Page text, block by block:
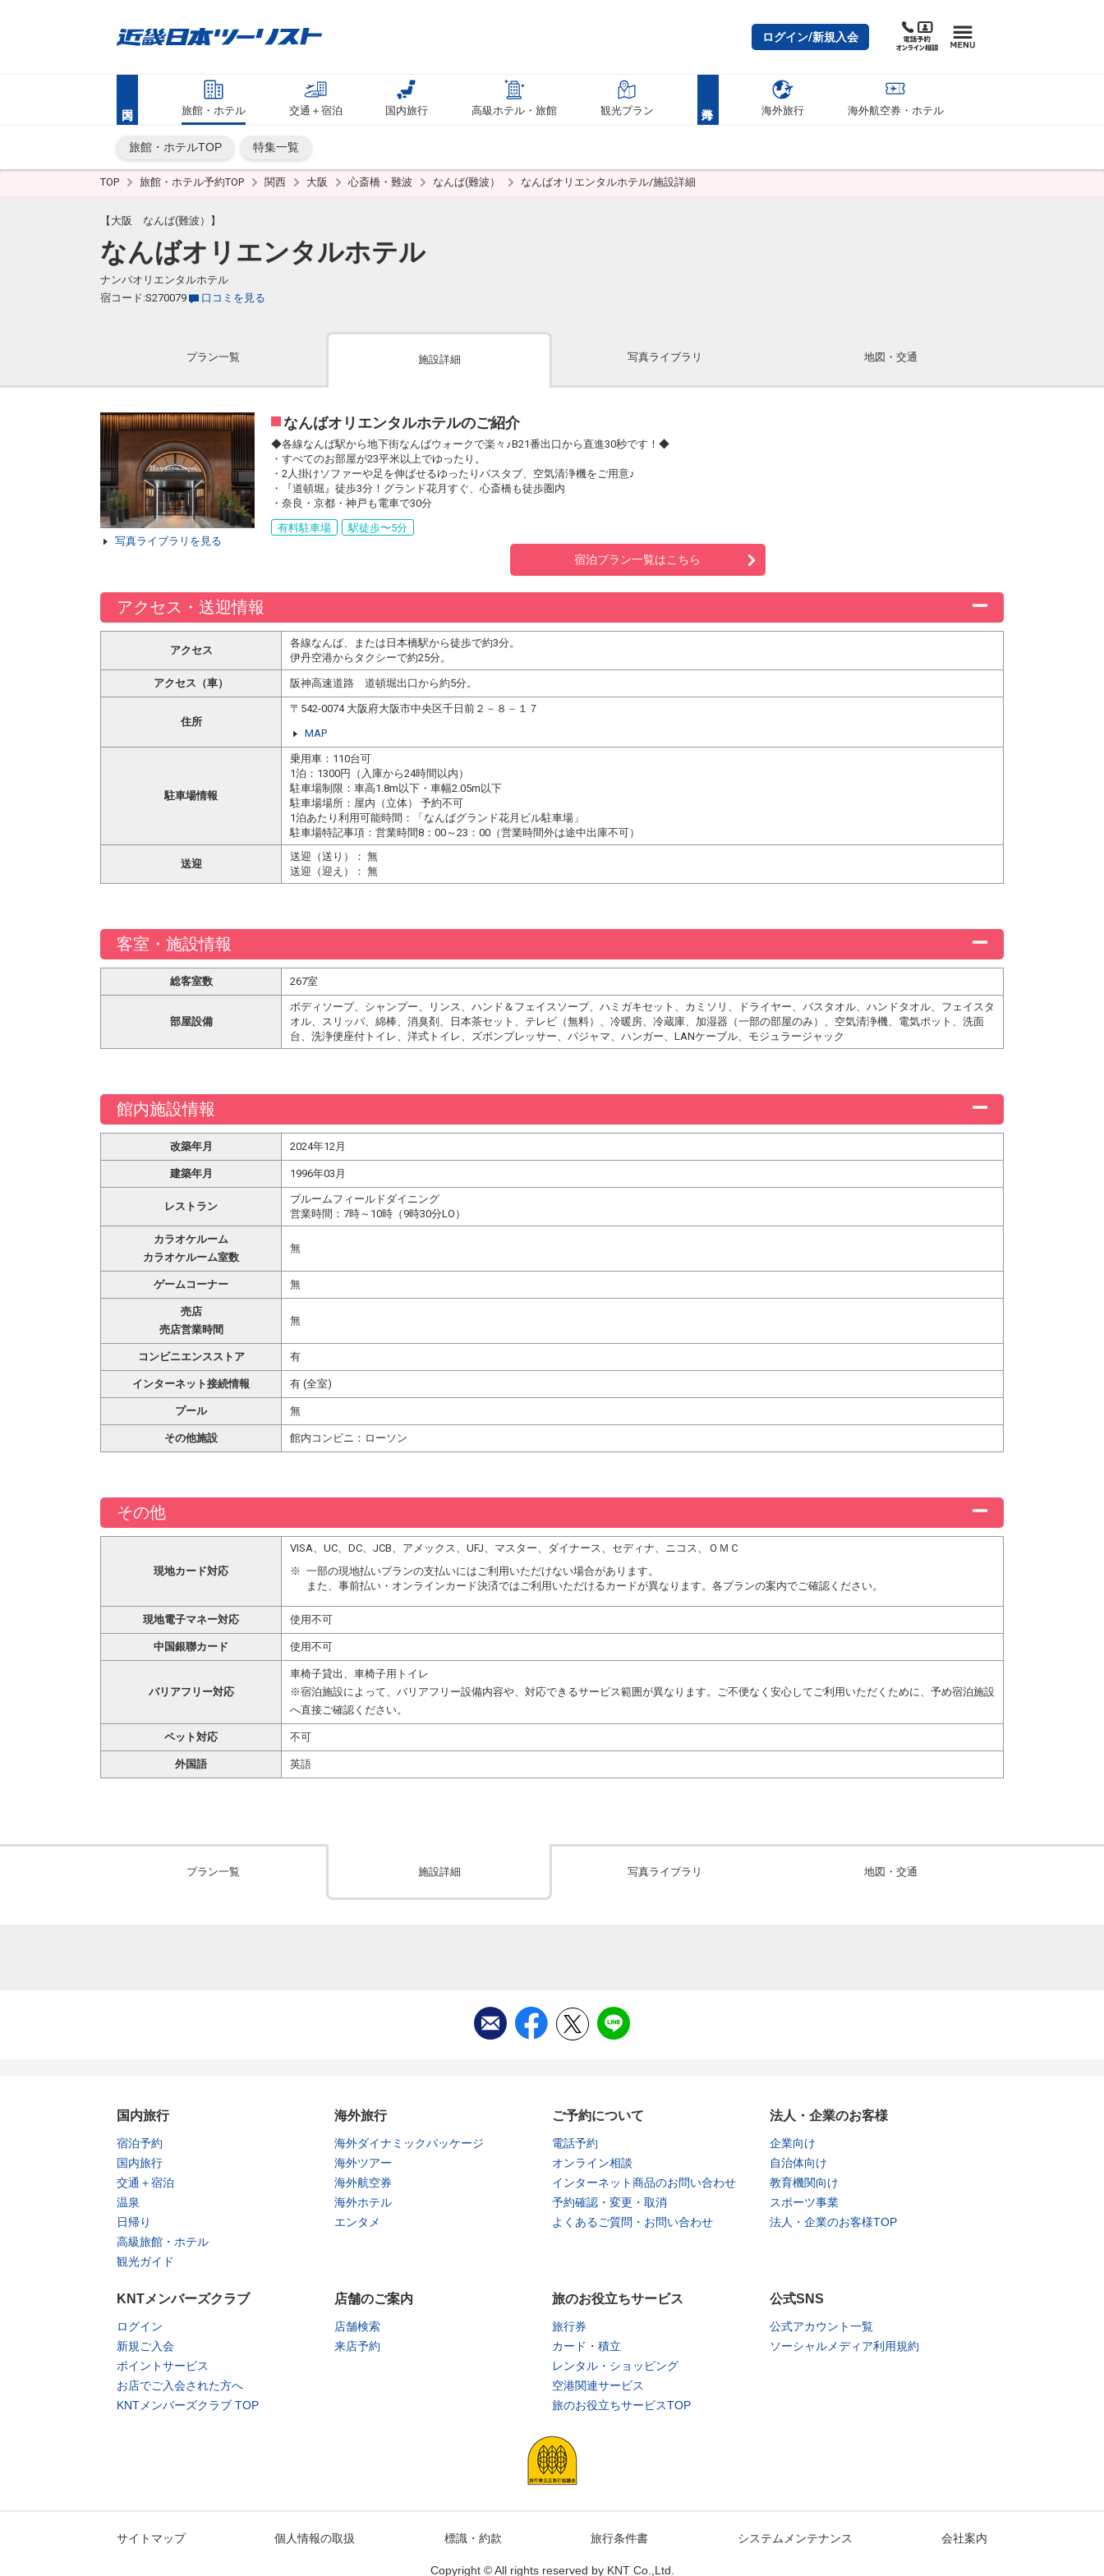
ログイン/新規入会
旅館・ホテル 交通＋宿泊 国内旅行 高級ホテル・旅館 観光プラン 海外旅行 海外航空券・ホテル
旅館・ホテルTOP 特集一覧
TOP 旅館・ホテル予約TOP 関西 大阪 心斎橋・難波 なんば(難波） なんばオリエンタルホテル/施設詳細
【大阪 なんば(難波）】
なんばオリエンタルホテル
ナンバオリエンタルホテル
宿コード:S270079
口コミを見る
プラン一覧 施設詳細 写真ライブラリ 地図・交通
写真ライブラリを見る
なんばオリエンタルホテルのご紹介
◆各線なんば駅から地下街なんばウォークで楽々♪B21番出口から直進30秒です！◆
・すべてのお部屋が23平米以上でゆったり。
・2人掛けソファーや足を伸ばせるゆったりバスタブ、空気清浄機をご用意♪
・『道頓堀』徒歩3分！グランド花月すぐ、心斎橋も徒歩圏内
・奈良・京都・神戸も電車で30分
有料駐車場
駅徒歩〜5分
宿泊プラン一覧はこちら
アクセス・送迎情報
アクセス
各線なんば、または日本橋駅から徒歩で約3分。
伊丹空港からタクシーで約25分。
アクセス（車） 阪神高速道路 道頓堀出口から約5分。
住所
〒542-0074 大阪府大阪市中央区千日前２－８－１７
MAP
駐車場情報
乗用車：110台可
1泊：1300円（入庫から24時間以内）
駐車場制限：車高1.8m以下・車幅2.05m以下
駐車場場所：屋内（立体） 予約不可
1泊あたり利用可能時間：「なんばグランド花月ビル駐車場」
駐車場特記事項：営業時間8：00～23：00（営業時間外は途中出庫不可）
送迎
送迎（送り）： 無
送迎（迎え）： 無
客室・施設情報
総客室数 267室
部屋設備
ボディソープ、シャンプー、リンス、ハンド＆フェイスソープ、ハミガキセット、カミソリ、ドライヤー、バスタオル、ハンドタオル、フェイスタ
オル、スリッパ、綿棒、消臭剤、日本茶セット、テレビ（無料）、冷暖房、冷蔵庫、加湿器（一部の部屋のみ）、空気清浄機、電気ポット、洗面
台、洗浄便座付トイレ、洋式トイレ、ズボンプレッサー、パジャマ、ハンガー、LANケーブル、モジュラージャック
館内施設情報
改築年月 2024年12月
建築年月 1996年03月
レストラン
ブルームフィールドダイニング
営業時間：7時～10時（9時30分LO）
カラオケルーム
カラオケルーム室数
無
ゲームコーナー 無
売店
売店営業時間
無
コンビニエンスストア 有
インターネット接続情報 有 (全室)
プール 無
その他施設 館内コンビニ：ローソン
その他
現地カード対応
VISA、UC、DC、JCB、アメックス、UFJ、マスター、ダイナース、セディナ、ニコス、ＯＭＣ
一部の現地払いプランの支払いにはご利用いただけない場合があります。
また、事前払い・オンラインカード決済ではご利用いただけるカードが異なります。各プランの案内でご確認ください。
現地電子マネー対応 使用不可
中国銀聯カード 使用不可
バリアフリー対応
車椅子貸出、車椅子用トイレ
※宿泊施設によって、バリアフリー設備内容や、対応できるサービス範囲が異なります。ご不便なく安心してご利用いただくために、予め宿泊施設
へ直接ご確認ください。
ペット対応 不可
外国語 英語
プラン一覧 施設詳細 写真ライブラリ 地図・交通
国内旅行
宿泊予約
国内旅行
交通＋宿泊
温泉
日帰り
高級旅館・ホテル
観光ガイド
海外旅行
海外ダイナミックパッケージ
海外ツアー
海外航空券
海外ホテル
エンタメ
ご予約について
電話予約
オンライン相談
インターネット商品のお問い合わせ
予約確認・変更・取消
よくあるご質問・お問い合わせ
法人・企業のお客様
企業向け
自治体向け
教育機関向け
スポーツ事業
法人・企業のお客様TOP
KNTメンバーズクラブ
ログイン
新規ご入会
ポイントサービス
お店でご入会された方へ
KNTメンバーズクラブ TOP
店舗のご案内
店舗検索
来店予約
旅のお役立ちサービス
旅行券
カード・積立
レンタル・ショッピング
空港関連サービス
旅のお役立ちサービスTOP
公式SNS
公式アカウント一覧
ソーシャルメディア利用規約
サイトマップ 個人情報の取扱 標識・約款 旅行条件書 システムメンテナンス 会社案内
Copyright © All rights reserved by KNT Co.,Ltd.